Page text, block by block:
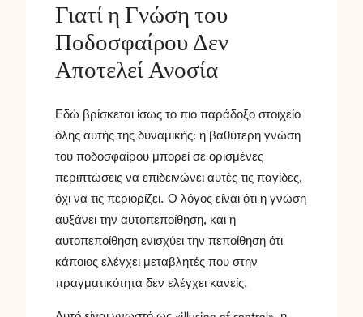
Γιατί η Γνώση του
Ποδοσφαίρου Δεν
Αποτελεί Ανοσία
Εδώ βρίσκεται ίσως το πιο παράδοξο στοιχείο
όλης αυτής της δυναμικής: η βαθύτερη γνώση
του ποδοσφαίρου μπορεί σε ορισμένες
περιπτώσεις να επιδεινώνει αυτές τις παγίδες,
όχι να τις περιορίζει. Ο λόγος είναι ότι η γνώση
αυξάνει την αυτοπεποίθηση, και η
αυτοπεποίθηση ενισχύει την πεποίθηση ότι
κάποιος ελέγχει μεταβλητές που στην
πραγματικότητα δεν ελέγχει κανείς.